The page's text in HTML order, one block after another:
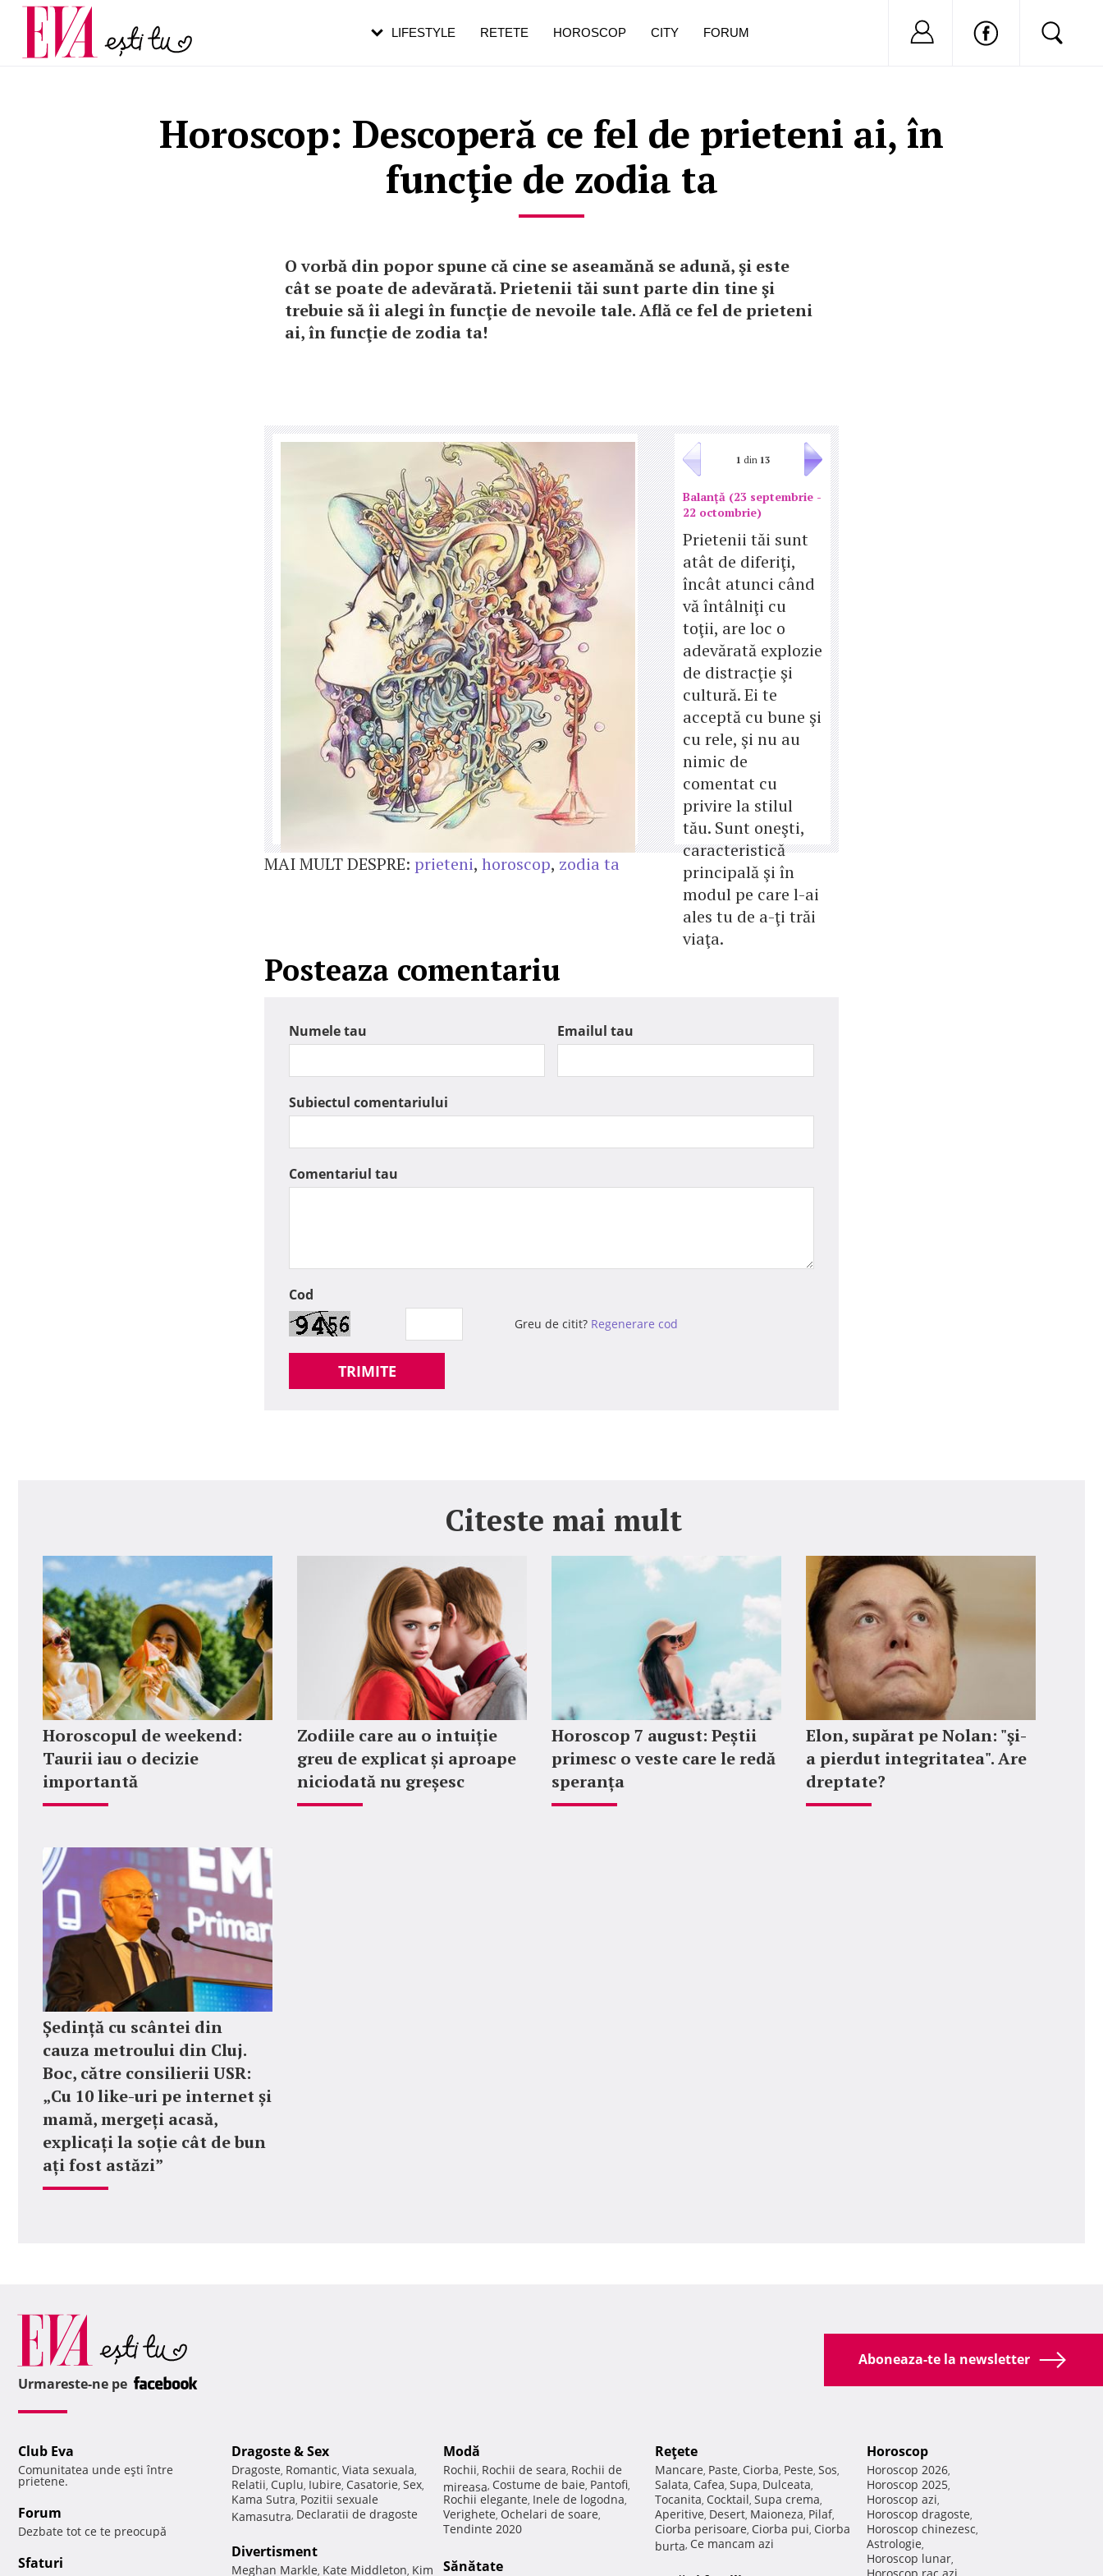
Horoscop: Descoperă ce fel de prieteni ai, în
funcţie de zodia ta
O vorbă din popor spune că cine se aseamănă se adună, şi este
cât se poate de adevărată. Prietenii tăi sunt parte din tine şi
trebuie să îi alegi în funcţie de nevoile tale. Află ce fel de prieteni
ai, în funcţie de zodia ta!
1 din 13
Balanţă (23 septembrie -
22 octombrie)
Prietenii tăi sunt
atât de diferiţi,
încât atunci când
vă întâlniţi cu
toţii, are loc o
adevărată explozie
de distracţie şi
cultură. Ei te
acceptă cu bune şi
cu rele, şi nu au
nimic de
comentat cu
privire la stilul
tău. Sunt oneşti,
caracteristică
principală şi în
modul pe care l-ai
ales tu de a-ţi trăi
viaţa.
MAI MULT DESPRE: prieteni, horoscop, zodia ta
Posteaza comentariu
Numele tau Emailul tau
Subiectul comentariului
Comentariul tau
Cod
Greu de citit? Regenerare cod
TRIMITE
Citeste mai mult
Horoscopul de weekend:
Taurii iau o decizie
importantă
Zodiile care au o intuiție
greu de explicat și aproape
niciodată nu greșesc
Horoscop 7 august: Peștii
primesc o veste care le redă
speranța
Elon, supărat pe Nolan: "şi-
a pierdut integritatea". Are
dreptate?
Ședință cu scântei din
cauza metroului din Cluj.
Boc, către consilierii USR:
„Cu 10 like-uri pe internet și
mamă, mergeți acasă,
explicați la soție cât de bun
ați fost astăzi”
LIFESTYLE RETETE HOROSCOP CITY FORUM Nu ai cont?
Carieră
Actualitate
pe măsură ce înaintezi în vârstă
de dureroasă este investigația
Aboneaza-te la newsletter
Urmareste-ne pe
Club Eva
Comunitatea unde eşti între
prietene.
Forum
Dezbate tot ce te preocupă
Sfaturi
Dragoste & Sex
Dragoste, Romantic, Viata sexuala,
Relatii, Cuplu, Iubire, Casatorie, Sex,
Kama Sutra, Pozitii sexuale
Kamasutra, Declaratii de dragoste
Divertisment
Meghan Markle, Kate Middleton, Kim
Modă
Rochii, Rochii de seara, Rochii de
mireasa, Costume de baie, Pantofi,
Rochii elegante, Inele de logodna,
Verighete, Ochelari de soare,
Tendinte 2020
Sănătate
Reţete
Mancare, Paste, Ciorba, Peste, Sos,
Salata, Cafea, Supa, Dulceata,
Tocanita, Cocktail, Supa crema,
Aperitive, Desert, Maioneza, Pilaf,
Ciorba perisoare, Ciorba pui, Ciorba
burta, Ce mancam azi
Horoscop
Horoscop 2026,
Horoscop 2025,
Horoscop azi,
Horoscop dragoste,
Horoscop chinezesc,
Astrologie,
Horoscop lunar,